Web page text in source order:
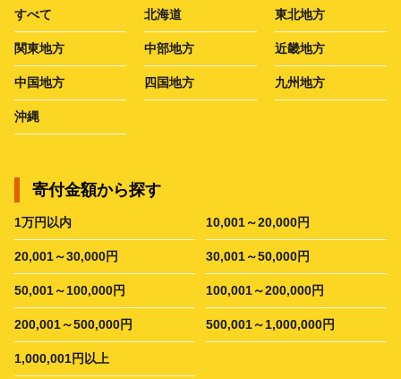
すべて 北海道 東北地方
関東地方 中部地方 近畿地方
中国地方 四国地方 九州地方
沖縄
寄付金額から探す
1万円以内 10,001～20,000円
20,001～30,000円 30,001～50,000円
50,001～100,000円 100,001～200,000円
200,001～500,000円 500,001～1,000,000円
1,000,001円以上